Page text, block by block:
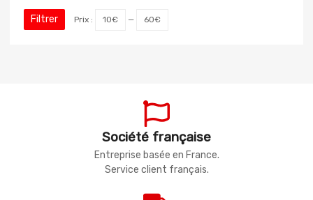
Filtrer Prix : 10€ — 60€
Société française
Entreprise basée en France.
Service client français.